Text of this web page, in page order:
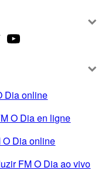
Dia online
O Dia en ligne
O Dia online
FM O Dia ao vivo